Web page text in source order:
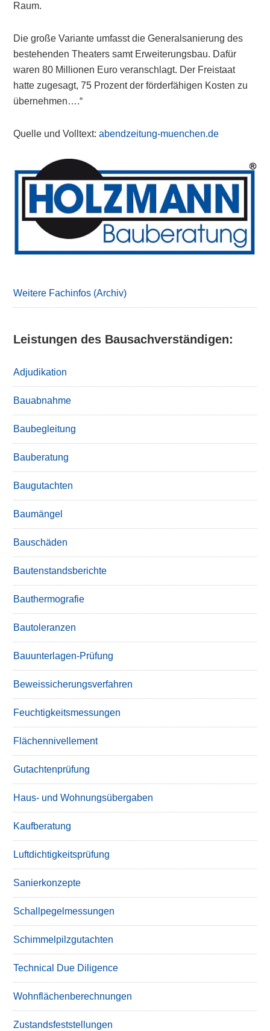
Raum.
Die große Variante umfasst die Generalsanierung des
bestehenden Theaters samt Erweiterungsbau. Dafür
waren 80 Millionen Euro veranschlagt. Der Freistaat
hatte zugesagt, 75 Prozent der förderfähigen Kosten zu
übernehmen….“
Quelle und Volltext:abendzeitung-muenchen.de
Primary
Sidebar
Weitere Fachinfos (Archiv)
Leistungen des Bausachverständigen:
Adjudikation
Bauabnahme
Baubegleitung
Bauberatung
Baugutachten
Baumängel
Bauschäden
Bautenstandsberichte
Bauthermografie
Bautoleranzen
Bauunterlagen-Prüfung
Beweissicherungsverfahren
Feuchtigkeitsmessungen
Flächennivellement
Gutachtenprüfung
Haus- und Wohnungsübergaben
Kaufberatung
Luftdichtigkeitsprüfung
Sanierkonzepte
Schallpegelmessungen
Schimmelpilzgutachten
Technical Due Diligence
Wohnflächenberechnungen
Zustandsfeststellungen